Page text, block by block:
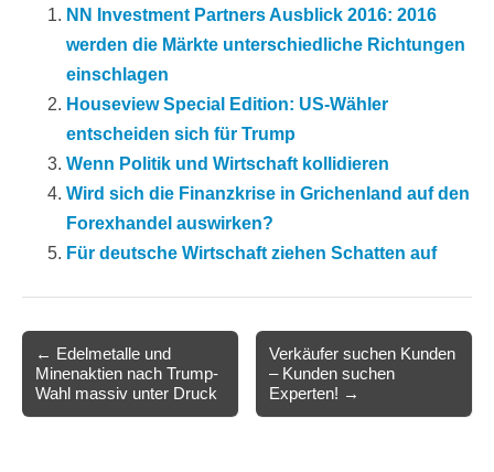
NN Investment Partners Ausblick 2016: 2016
werden die Märkte unterschiedliche Richtungen
einschlagen
Houseview Special Edition: US-Wähler
entscheiden sich für Trump
Wenn Politik und Wirtschaft kollidieren
Wird sich die Finanzkrise in Grichenland auf den
Forexhandel auswirken?
Für deutsche Wirtschaft ziehen Schatten auf
navigation
← Edelmetalle und
Minenaktien nach Trump-
Wahl massiv unter Druck
Verkäufer suchen Kunden
– Kunden suchen
Experten! →